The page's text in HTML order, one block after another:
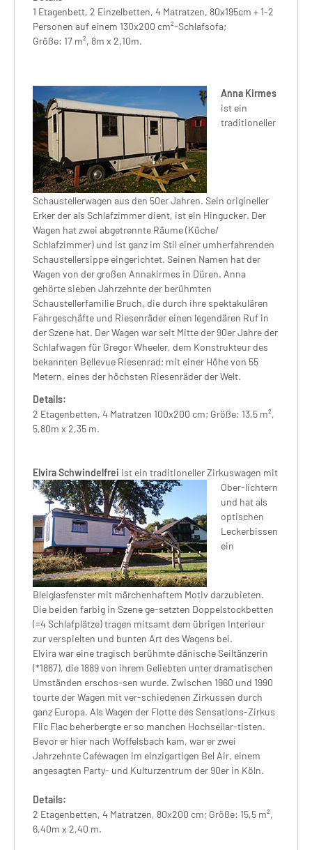
1 Etagenbett, 2 Einzelbetten, 4 Matratzen, 80x195cm + 1-2
Personen auf einem 130x200 cm²-Schlafsofa;
Größe: 17 m², 8m x 2,10m.
Anna Kirmes
ist ein
traditioneller
Schaustellerwagen aus den 50er Jahren. Sein origineller
Erker der als Schlafzimmer dient, ist ein Hingucker. Der
Wagen hat zwei abgetrennte Räume (Küche/
Schlafzimmer) und ist ganz im Stil einer umherfahrenden
Schaustellersippe eingerichtet. Seinen Namen hat der
Wagen von der großen Annakirmes in Düren. Anna
gehörte sieben Jahrzehnte der berühmten
Schaustellerfamilie Bruch, die durch ihre spektakulären
Fahrgeschäfte und Riesenräder einen legendären Ruf in
der Szene hat. Der Wagen war seit Mitte der 90er Jahre der
Schlafwagen für Gregor Wheeler, dem Konstrukteur des
bekannten Bellevue Riesenrad; mit einer Höhe von 55
Metern, eines der höchsten Riesenräder der Welt.
Details:
2 Etagenbetten, 4 Matratzen 100x200 cm; Größe: 13,5 m²,
5,80m x 2,35 m.
Elvira Schwindelfrei ist ein traditioneller Zirkuswagen mit
Ober-lichtern
und hat als
optischen
Leckerbissen
ein
Bleiglasfenster mit märchenhaftem Motiv darzubieten.
Die beiden farbig in Szene ge-setzten Doppelstockbetten
(=4 Schlafplätze) tragen mitsamt dem übrigen Interieur
zur verspielten und bunten Art des Wagens bei.
Elvira war eine tragisch berühmte dänische Seiltänzerin
(*1867), die 1889 von ihrem Geliebten unter dramatischen
Umständen erschos-sen wurde. Zwischen 1960 und 1990
tourte der Wagen mit ver-schiedenen Zirkussen durch
ganz Europa. Als Wagen der Flotte des Sensations-Zirkus
Flic Flac beherbergte er so manchen Hochseilar-tisten.
Bevor er hier nach Woffelsbach kam, war er zwei
Jahrzehnte Caféwagen im einzigartigen Bel Air, einem
angesagten Party- und Kulturzentrum der 90er in Köln.
Details:
2 Etagenbetten, 4 Matratzen, 80x200 cm; Größe: 15,5 m²,
6,40m x 2,40 m.